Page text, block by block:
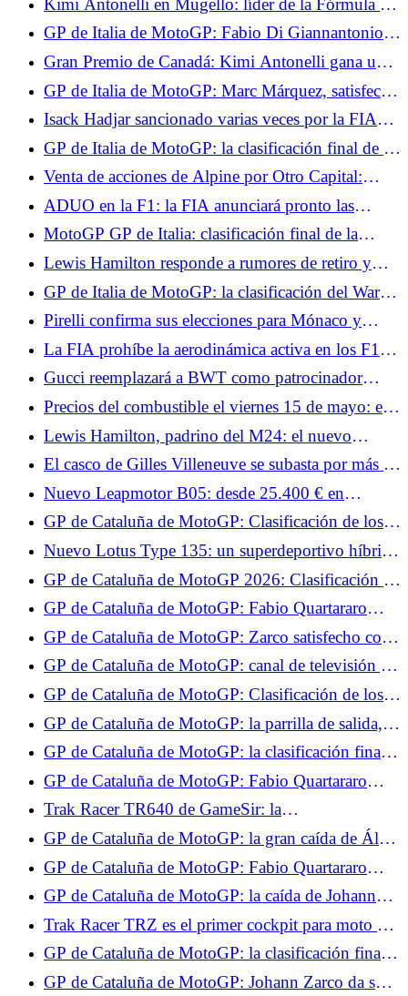
Kimi Antonelli en Mugello: líder de la Fórmula 1
agita la bandera a cuadros del MotoGP
GP de Italia de MotoGP: Fabio Di Giannantonio
contento con su podio en la carrera al sprint
Gran Premio de Canadá: Kimi Antonelli gana una
carrera intensa, Russell se retira.
GP de Italia de MotoGP: Marc Márquez, satisfecho
con su carrera al sprint, espera sufrir el domingo
Isack Hadjar sancionado varias veces por la FIA
durante la carrera
GP de Italia de MotoGP: la clasificación final de la
carrera al sprint, Quartararo fuera del Top 10, Jorge
Martín sólido
Venta de acciones de Alpine por Otro Capital:
fracasan las negociaciones entre Renault y
Mercedes
ADUO en la F1: la FIA anunciará pronto las
diferencias entre los fabricantes de motores.
MotoGP GP de Italia: clasificación final de la
carrera, Bezzecchi gana en casa, duplicado para
Aprilia
Lewis Hamilton responde a rumores de retiro y
explica por qué abandonó el simulador de Ferrari
en Canadá
GP de Italia de MotoGP: la clasificación del Warm
Up, Bezzecchi por delante de dos Ducati,
Quartararo por detrás
Pirelli confirma sus elecciones para Mónaco y
Barcelona: muy blando en el Principado, un paso
más agresivo en Cataluña
La FIA prohíbe la aerodinámica activa en los F1 de
Mónaco para frenar la velocidad punta.
Gucci reemplazará a BWT como patrocinador
principal de Alpine en Fórmula 1 a partir de 2027
Precios del combustible el viernes 15 de mayo: el
diésel baja hasta los 2,12 €/l, el SP-95 (E10) se
mantiene en su nivel más alto
Lewis Hamilton, padrino del M24: el nuevo
museo del automovilismo en Le Mans
El casco de Gilles Villeneuve se subasta por más de
un millón de euros.
Nuevo Leapmotor B05: desde 25.400 € en
Francia, el compacto eléctrico más barato del
mercado
GP de Cataluña de MotoGP: Clasificación de los
Libres 1, Zarco en el Top 10, no Quartararo
Nuevo Lotus Type 135: un superdeportivo híbrido
V8 de 1.000 CV en el centro del plan 2030
GP de Cataluña de MotoGP 2026: Clasificación de
pruebas, Zarco y Quartararo pasan a la Q2, no
Jorge Martín
GP de Cataluña de MotoGP: Fabio Quartararo
sorprendido por su actuación en los Tests
GP de Cataluña de MotoGP: Zarco satisfecho con
sus Test, da las áreas de avance para el futuro
GP de Cataluña de MotoGP: canal de televisión y
horarios de la carrera al sprint, Quartararo y Zarco
esperan brillar
GP de Cataluña de MotoGP: Clasificación de los
Libres 2, Quartararo en el Top 5, cae ante Zarco
GP de Cataluña de MotoGP: la parrilla de salida,
Zarco y Quartararo pueden soñar
GP de Cataluña de MotoGP: la clasificación final
de la carrera al sprint, Zarco en el Top 5,
Quartararo sufrió
GP de Cataluña de MotoGP: Fabio Quartararo
espera una carrera difícil el domingo
Trak Racer TR640 de GameSir: la
retroalimentación de fuerza en la punta de los
pulgares.
GP de Cataluña de MotoGP: la gran caída de Álex
Márquez en vídeo
GP de Cataluña de MotoGP: Fabio Quartararo
decepcionado por la falta de velocidad de su
Yamaha
GP de Cataluña de MotoGP: la caída de Johann
Zarco durante la 2ª salida en vídeo
Trak Racer TRZ es el primer cockpit para moto del
gran público.
GP de Cataluña de MotoGP: la clasificación final
de la carrera, un piloto pierde su podio, Quartararo
GP de Cataluña de MotoGP: Johann Zarco da su